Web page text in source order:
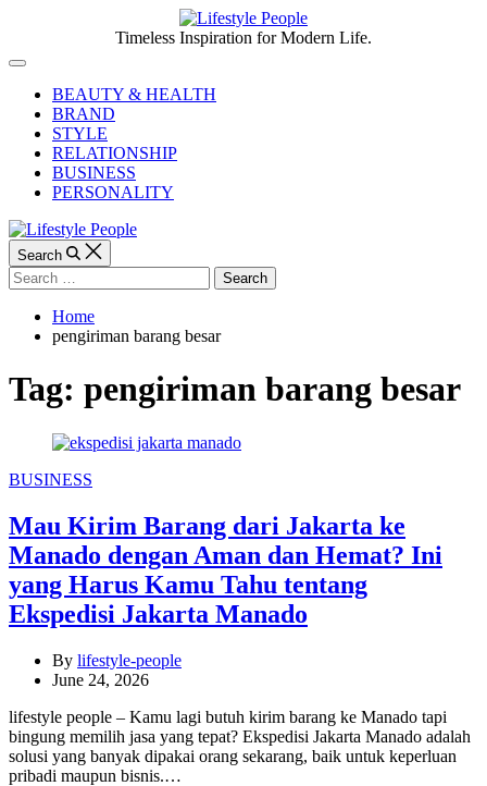
content
People
Timeless Inspiration for Modern Life.
Off
CanvasBEAUTY & HEALTH
BRAND
STYLE
RELATIONSHIP
BUSINESS
PERSONALITY
Search
Search
for:
Home
pengiriman barang besar
Tag: pengiriman barang besar
Categories
BUSINESS
Mau Kirim Barang dari Jakarta ke
Manado dengan Aman dan Hemat? Ini
yang Harus Kamu Tahu tentang
Ekspedisi Jakarta Manado
By lifestyle-people
June 24, 2026
lifestyle people – Kamu lagi butuh kirim barang ke Manado tapi
bingung memilih jasa yang tepat? Ekspedisi Jakarta Manado adalah
solusi yang banyak dipakai orang sekarang, baik untuk keperluan
pribadi maupun bisnis.…